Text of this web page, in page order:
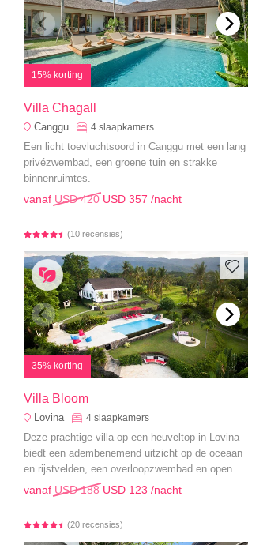
15% korting
Villa Chagall
Canggu 4 slaapkamers
Een licht toevluchtsoord in Canggu met een lang
privézwembad, een groene tuin en strakke
binnenruimtes.
vanaf USD 420 USD 357 /nacht
(10 recensies)
35% korting
Villa Bloom
Lovina 4 slaapkamers
Deze prachtige villa op een heuveltop in Lovina
biedt een adembenemend uitzicht op de oceaan
en rijstvelden, een overloopzwembad en open
luxe voor onvergetelijke familievakanties.
vanaf USD 188 USD 123 /nacht
(20 recensies)